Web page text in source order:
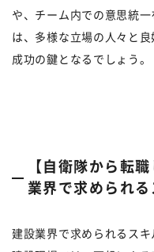
や、チーム内での意思統
は、多様な立場の人々と
成功の鍵となるでしょう。
【自衛隊から転
業界で求められ
建設業界で求められるス